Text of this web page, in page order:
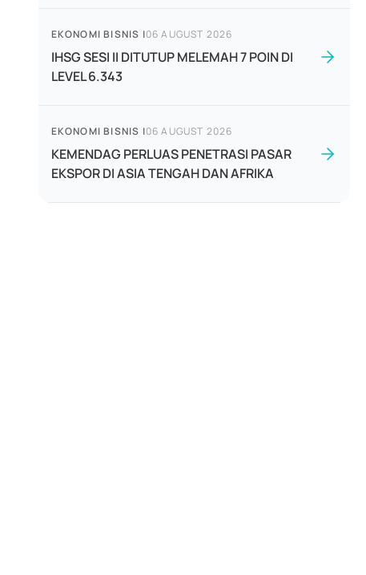
EKONOMI BISNIS |06 AUGUST 2026
IHSG SESI II DITUTUP MELEMAH 7 POIN DI
LEVEL 6.343
EKONOMI BISNIS |06 AUGUST 2026
KEMENDAG PERLUAS PENETRASI PASAR
EKSPOR DI ASIA TENGAH DAN AFRIKA